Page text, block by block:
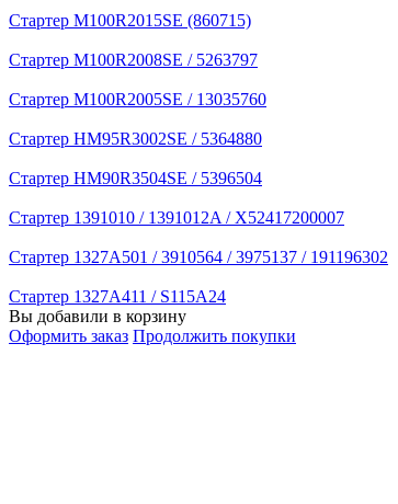
Стартер M100R2015SE (860715)
Стартер M100R2008SE / 5263797
Стартер M100R2005SE / 13035760
Стартер HM95R3002SE / 5364880
Стартер HM90R3504SE / 5396504
Стартер 1391010 / 1391012A / X52417200007
Стартер 1327A501 / 3910564 / 3975137 / 191196302
Стартер 1327A411 / S115A24
Вы добавили в корзину
Оформить заказ Продолжить покупки